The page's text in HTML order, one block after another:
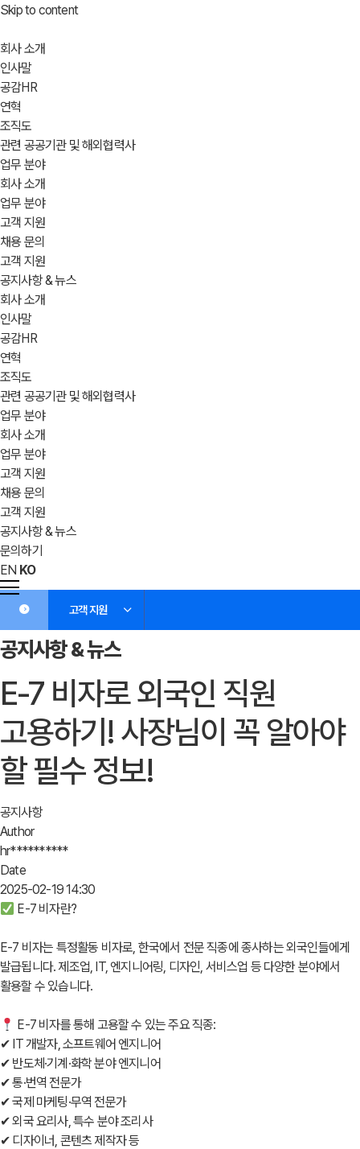
Skip to content
회사 소개
인사말
공감HR
연혁
조직도
관련 공공기관 및 해외협력사
업무 분야
회사 소개
업무 분야
고객 지원
채용 문의
고객 지원
공지사항 & 뉴스
회사 소개
인사말
공감HR
연혁
조직도
관련 공공기관 및 해외협력사
업무 분야
회사 소개
업무 분야
고객 지원
채용 문의
고객 지원
공지사항 & 뉴스
문의하기
EN KO
고객 지원
공지사항 & 뉴스
E-7 비자로 외국인 직원
고용하기! 사장님이 꼭 알아야
할 필수 정보!
공지사항
Author
hr**********
Date
2025-02-19 14:30
E-7 비자란?
E-7 비자는 특정활동 비자로, 한국에서 전문 직종에 종사하는 외국인들에게
발급됩니다. 제조업, IT, 엔지니어링, 디자인, 서비스업 등 다양한 분야에서
활용할 수 있습니다.
E-7 비자를 통해 고용할 수 있는 주요 직종:
✔ IT 개발자, 소프트웨어 엔지니어
✔ 반도체·기계·화학 분야 엔지니어
✔ 통·번역 전문가
✔ 국제 마케팅·무역 전문가
✔ 외국 요리사, 특수 분야 조리사
✔ 디자이너, 콘텐츠 제작자 등